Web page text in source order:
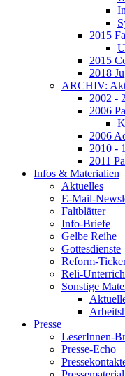
2015
2015
2018
ARCHIV:
2002 -
2006
2006
2010 -
2011
Infos & Materialien
Aktuelles
E-Mail-
Faltblätter
Info-Briefe
Gelbe Reihe
Gottesdienste
Reform-
Reli-
Sonstige
Presse
LeserInnen-
Presse-Echo